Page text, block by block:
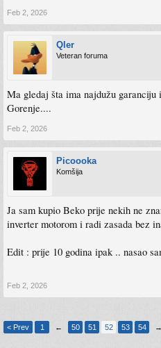
Feb 2, 2026
Qler
Veteran foruma
Ma gledaj šta ima najdužu
Gorenje....
Feb 2, 2026
Picoooka
Komšija
Ja sam kupio Beko prije nekih ne
inverter motorom i radi zasada bez
Edit : prije 10 godina ipak .. nasao
Feb 2, 2026
< Prev
1 ← 50 51 52 53 54 →